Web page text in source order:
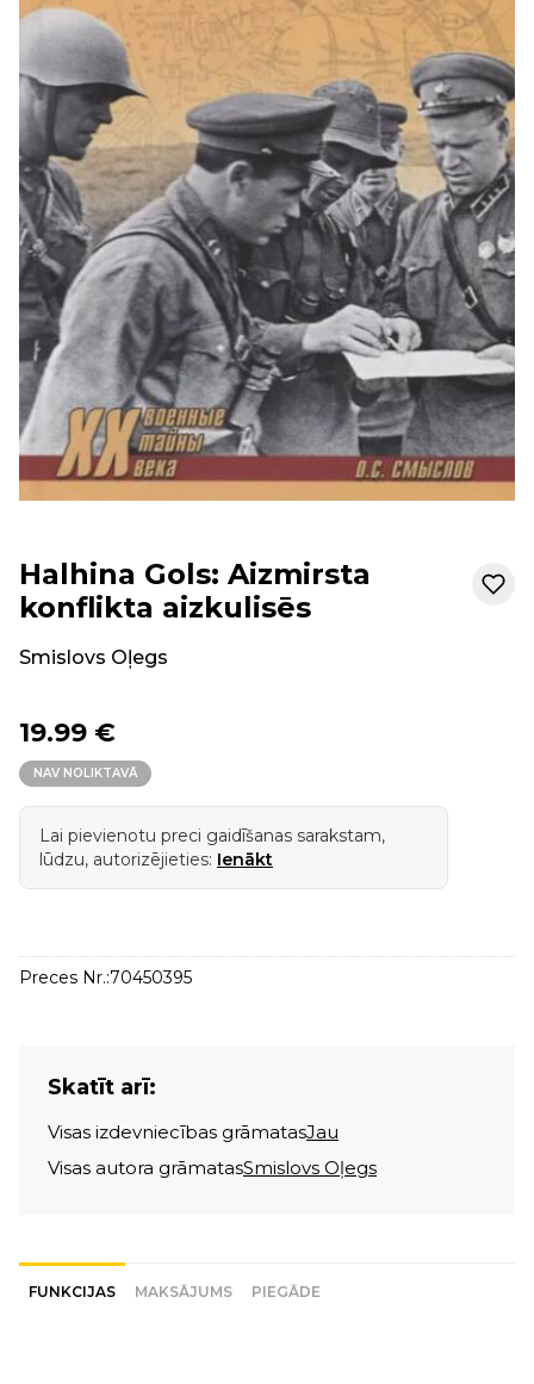
Halhina Gols: Aizmirsta
konflikta aizkulisēs
Smislovs Oļegs
19.99 €
NAV NOLIKTAVĀ
Lai pievienotu preci gaidīšanas sarakstam,
lūdzu, autorizējieties: Ienākt
Preces Nr.:70450395
Skatīt arī:
Visas izdevniecības grāmatasJau
Visas autora grāmatasSmislovs Oļegs
FUNKCIJAS MAKSĀJUMS PIEGĀDE